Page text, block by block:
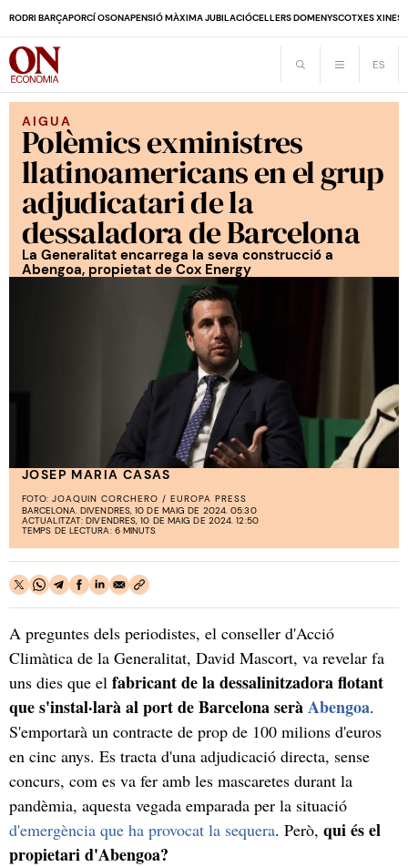
RODRI BARÇAPORCÍ OSONAPENSIÓ MÀXIMA JUBILACIÓCELLERS DOMENYSCOTXES
AIGUA
Polèmics exministres
llatinoamericans en el grup
adjudicatari de la
dessaladora de Barcelona
La Generalitat encarrega la seva construcció a
Abengoa, propietat de Cox Energy
JOSEP MARIA CASAS
FOTO: JOAQUIN CORCHERO / EUROPA PRESS
BARCELONA. DIVENDRES, 10 DE MAIG DE 2024. 05:30
ACTUALITZAT: DIVENDRES, 10 DE MAIG DE 2024. 12:50
TEMPS DE LECTURA: 6 MINUTS
A preguntes dels periodistes, el conseller d'Acció
Climàtica de la Generalitat, David Mascort, va revelar fa
uns dies que el fabricant de la dessalinitzadora flotant
que s'instal·larà al port de Barcelona seràAbengoa.
S'emportarà un contracte de prop de 100 milions d'euros
en cinc anys. Es tracta d'una adjudicació directa, sense
concurs, com es va fer amb les mascaretes durant la
pandèmia, aquesta vegada emparada per la situació
d'emergència que ha provocat la sequera. Però, qui és el
propietari d'Abengoa?